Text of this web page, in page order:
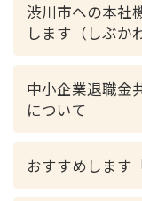
渋川市への本社
します（しぶか
中小企業退職金
について
おすすめします